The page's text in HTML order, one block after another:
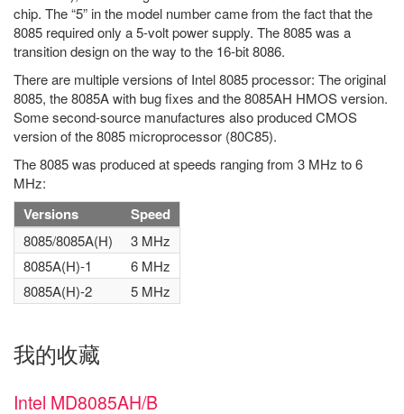
chip. The “5” in the model number came from the fact that the
8085 required only a 5-volt power supply. The 8085 was a
transition design on the way to the 16-bit 8086.
There are multiple versions of Intel 8085 processor: The original
8085, the 8085A with bug fixes and the 8085AH HMOS version.
Some second-source manufactures also produced CMOS
version of the 8085 microprocessor (80C85).
The 8085 was produced at speeds ranging from 3 MHz to 6
MHz:
Versions Speed
8085/8085A(H)
3 MHz
8085A(H)-1
6 MHz
8085A(H)-2
5 MHz
我的收藏
Intel MD8085AH/B